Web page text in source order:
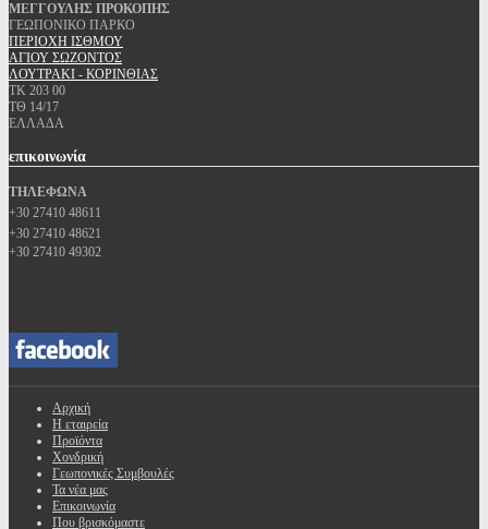
ΜΕΓΓΟΥΛΗΣ ΠΡΟΚΟΠΗΣ
ΓΕΩΠΟΝΙΚΟ ΠΑΡΚΟ
ΠΕΡΙΟΧΗ ΙΣΘΜΟΥ
ΑΓΙΟΥ ΣΩΖΟΝΤΟΣ
ΛΟΥΤΡΑΚΙ - ΚΟΡΙΝΘΙΑΣ
ΤΚ 203 00
ΤΘ 14/17
ΕΛΛΑΔΑ
επικοινωνία
ΤΗΛΕΦΩΝΑ
+30 27410 48611
+30 27410 48621
+30 27410 49302
Αρχική
Η εταιρεία
Προϊόντα
Χονδρική
Γεωπονικές Συμβουλές
Τα νέα μας
Επικοινωνία
Που βρισκόμαστε